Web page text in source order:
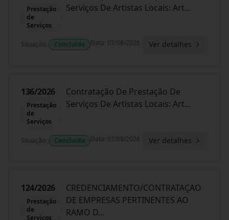
Prestação
de
Serviços
Serviços De Artistas Locais: Art...
Situação: Concluído Data: 07/08/2026 Ver detalhes
136/2026
Prestação
de
Serviços
Contratação De Prestação De
Serviços De Artistas Locais: Art...
Situação: Concluído Data: 07/08/2026 Ver detalhes
124/2026
Prestação
de
Serviços
CREDENCIAMENTO/CONTRATAÇAO
DE EMPRESAS PERTINENTES AO
RAMO D...